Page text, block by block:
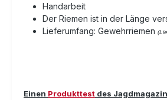
Handarbeit
Der Riemen ist in der Länge
Lieferumfang: Gewehrriemen
Einen Produkttest des